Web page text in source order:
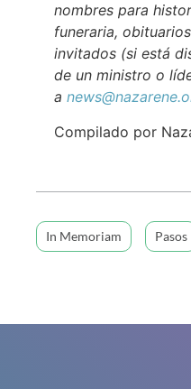
nombres para
funeraria,
invitados (si está
de un ministro o
a
Compilado por
In Memoriam Pasos